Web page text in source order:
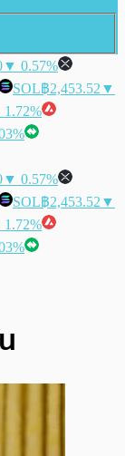
▼ 0.57%
SOL฿2,453.52 ▼
▼ 0.57%
SOL฿2,453.52 ▼